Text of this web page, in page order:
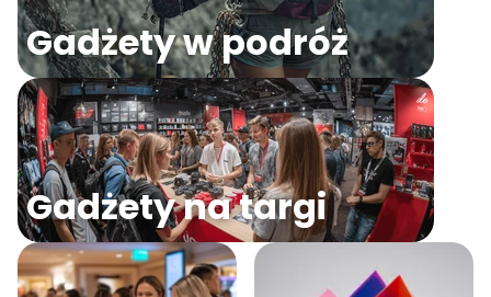
Gadżety w podróż
Gadżety na targi